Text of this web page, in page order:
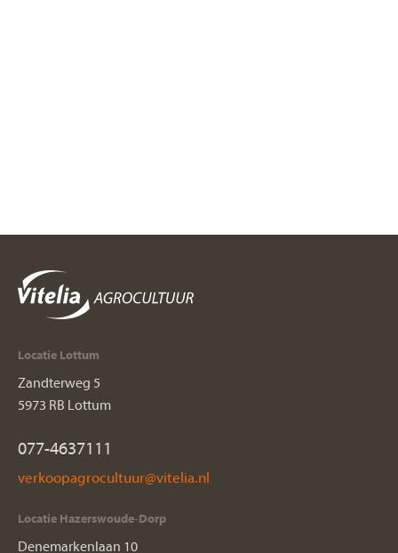
Locatie Lottum
Zandterweg 5
5973 RB Lottum
077-4637111
Locatie Hazerswoude-Dorp
Denemarkenlaan 10